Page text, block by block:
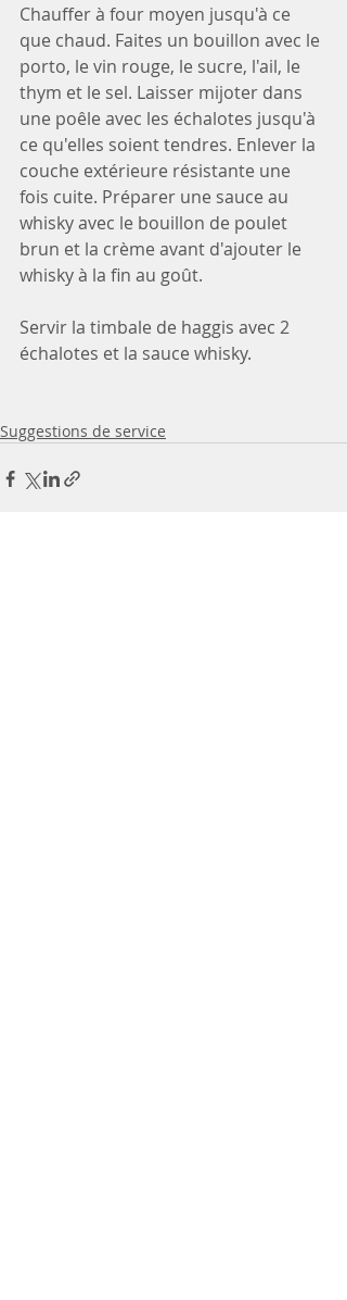
Chauffer à four moyen jusqu'à ce
que chaud. Faites un bouillon avec le
porto, le vin rouge, le sucre, l'ail, le
thym et le sel. Laisser mijoter dans
une poêle avec les échalotes jusqu'à
ce qu'elles soient tendres. Enlever la
couche extérieure résistante une
fois cuite. Préparer une sauce au
whisky avec le bouillon de poulet
brun et la crème avant d'ajouter le
whisky à la fin au goût.
Servir la timbale de haggis avec 2
échalotes et la sauce whisky.
Suggestions de service